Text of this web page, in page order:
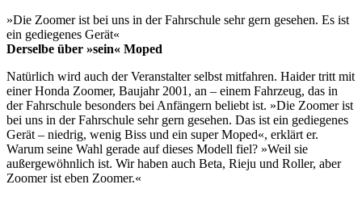
»Die Zoomer ist bei uns in der Fahrschule sehr gern gesehen. Es ist
ein gediegenes Gerät«
Derselbe über »sein« Moped
Natürlich wird auch der Veranstalter selbst mitfahren. Haider tritt mit
einer Honda Zoomer, Baujahr 2001, an – einem Fahrzeug, das in
der Fahrschule besonders bei Anfängern beliebt ist. »Die Zoomer ist
bei uns in der Fahrschule sehr gern gesehen. Das ist ein gediegenes
Gerät – niedrig, wenig Biss und ein super Moped«, erklärt er.
Warum seine Wahl gerade auf dieses Modell fiel? »Weil sie
außergewöhnlich ist. Wir haben auch Beta, Rieju und Roller, aber
Zoomer ist eben Zoomer.«